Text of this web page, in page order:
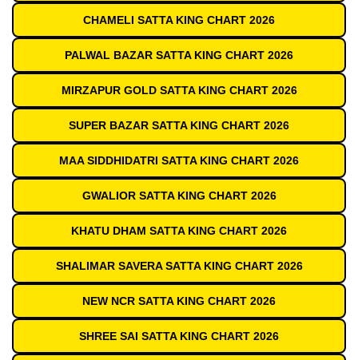
CHAMELI SATTA KING CHART 2026
PALWAL BAZAR SATTA KING CHART 2026
MIRZAPUR GOLD SATTA KING CHART 2026
SUPER BAZAR SATTA KING CHART 2026
MAA SIDDHIDATRI SATTA KING CHART 2026
GWALIOR SATTA KING CHART 2026
KHATU DHAM SATTA KING CHART 2026
SHALIMAR SAVERA SATTA KING CHART 2026
NEW NCR SATTA KING CHART 2026
SHREE SAI SATTA KING CHART 2026